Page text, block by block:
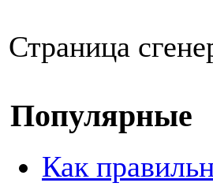
Страница
Популярные
Как